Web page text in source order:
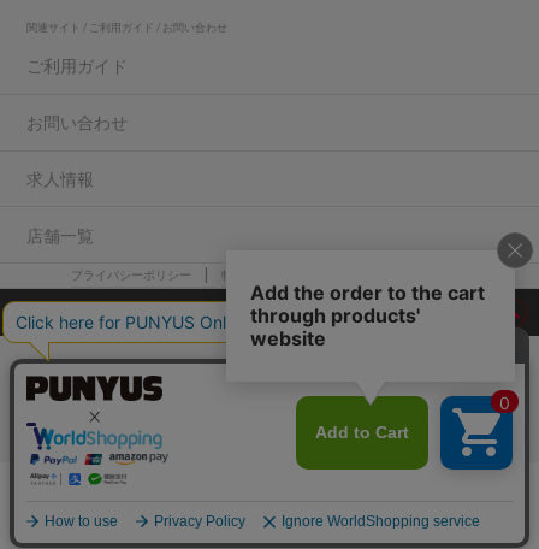
カートに入れる
関連サイト / ご利用ガイド / お問い合わせ
ご利用ガイド
お問い合わせ
求人情報
店舗一覧
プライバシーポリシー 特定商取引法に基づく表記
COPYRIGHT WEGO.Co.,Ltd.All rights reserved